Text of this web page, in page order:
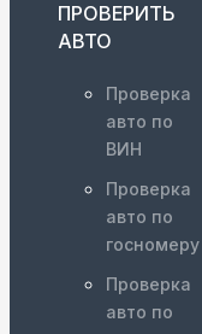
ПРОВЕРИТЬ
АВТО
Проверка
авто по
ВИН
Проверка
авто по
госномеру
Проверка
авто по